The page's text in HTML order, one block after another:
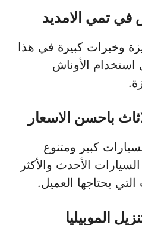
في تمي الامديد
وخبرات كبيرة في هذا
استخدام الأوناش
باحسن الاسعار
كبير ومتنوع
الأحدث والأكثر
يحتاجها العميل.
الموبيليا